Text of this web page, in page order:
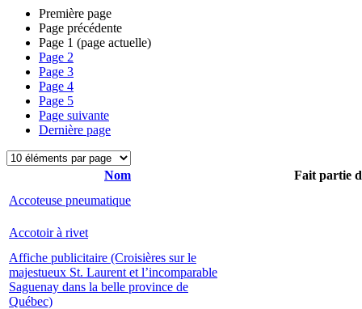
Première page
Page précédente
Page 1 (page actuelle)
Page 2
Page 3
Page 4
Page 5
Page suivante
Dernière page
Nom
Fait partie
Accoteuse pneumatique
Accotoir à rivet
Affiche publicitaire (Croisières sur le
majestueux St. Laurent et l’incomparable
Saguenay dans la belle province de
Québec)